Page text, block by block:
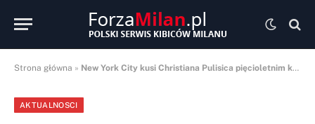
Strona główna » New York City kusi Christiana Pulisica pięcioletnim kontraktem za 50 mln dolarów
AKTUALNOSCI